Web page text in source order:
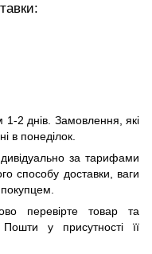
2 днів. Замовлення, які
в понеділок.
за тарифами
способу доставки, ваги
покупцем.
перевірте товар та
Пошти у присутності її